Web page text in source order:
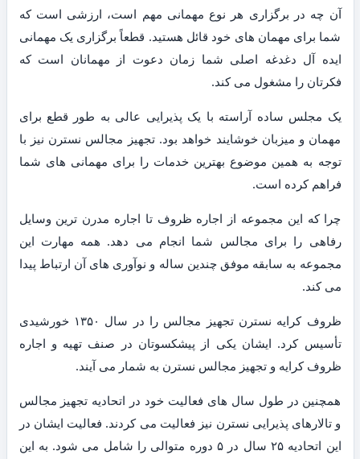
آن چه در برگزاری هر نوع مهمانی مهم است، ارزشی است که
شما برای مهمان های خود قائل هستید. قطعاً برگزاری یک مهمانی
ایده آل دغدغه اصلی شما زمان دعوت از مهمانان است که
فکرتان را مشغول می کند.
یک مجلس ساده آراسته با یک پذیرایی عالی به طور قطع برای
مهمان و میزبان خوشایند خواهد بود. تجهیز مجالس نسترن نیز با
توجه به همین موضوع بهترین خدمات را برای مهمانی های شما
فراهم کرده است.
چرا که این مجموعه از اجاره ظروف تا اجاره مدرن ترین وسایل
رفاهی را برای مجالس شما انجام می دهد. همه مهارت این
مجموعه به سابقه موفق چندین ساله و نوآوری های آن ارتباط پیدا
می کند.
ظروف کرایه نسترن تجهیز مجالس را در سال ۱۳۵۰ خورشیدی
تأسیس کرد. ایشان یکی از پیشکسوتان در صنف تهیه و اجاره
ظروف کرایه و تجهیز مجالس نسترن به شمار می آیند.
همچنین در طول سال های فعالیت خود در اتحادیه تجهیز مجالس
و تالارهای پذیرایی نسترن نیز فعالیت می کردند. فعالیت ایشان در
این اتحادیه ۲۵ سال در ۵ دوره متوالی را شامل می شود. به این